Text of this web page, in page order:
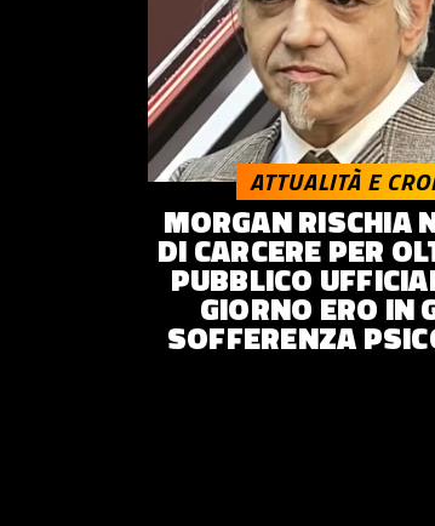
MORGAN RISCHIA
DI CARCERE PER
PUBBLICO
GIORNO ERO IN
SOFFERENZA
ATTUALITÀ E